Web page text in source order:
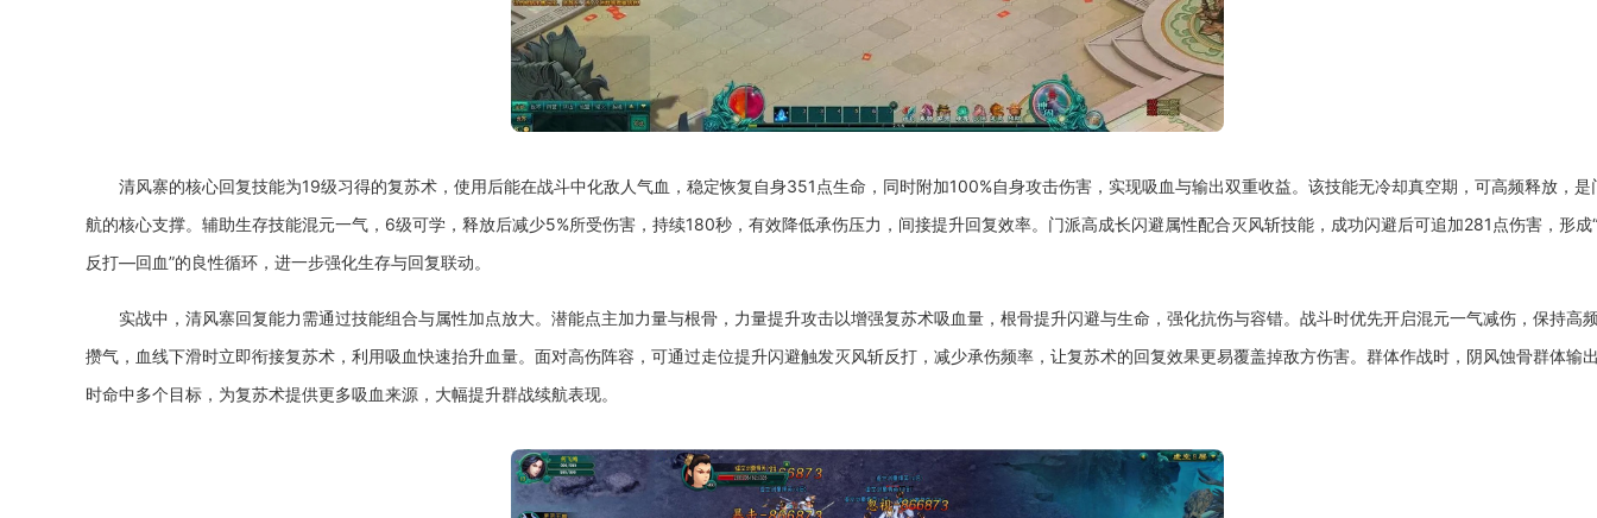
清风寨的核心回复技能为19级习得的复苏术，使用后能在战斗中化敌人气血，稳定恢复自身351点生命，同时附加100%自身攻击伤害，实现吸血与输出双重收益。该技能无冷却真空期，可高频释放，是
航的核心支撑。辅助生存技能混元一气，6级可学，释放后减少5%所受伤害，持续180秒，有效降低承伤压力，间接提升回复效率。门派高成长闪避属性配合灭风斩技能，成功闪避后可追加281点伤害，形
反打—回血”的良性循环，进一步强化生存与回复联动。
实战中，清风寨回复能力需通过技能组合与属性加点放大。潜能点主加力量与根骨，力量提升攻击以增强复苏术吸血量，根骨提升闪避与生命，强化抗伤与容错。战斗时优先开启混元一气减伤，保持高
攒气，血线下滑时立即衔接复苏术，利用吸血快速抬升血量。面对高伤阵容，可通过走位提升闪避触发灭风斩反打，减少承伤频率，让复苏术的回复效果更易覆盖掉敌方伤害。群体作战时，阴风蚀骨群体输
时命中多个目标，为复苏术提供更多吸血来源，大幅提升群战续航表现。